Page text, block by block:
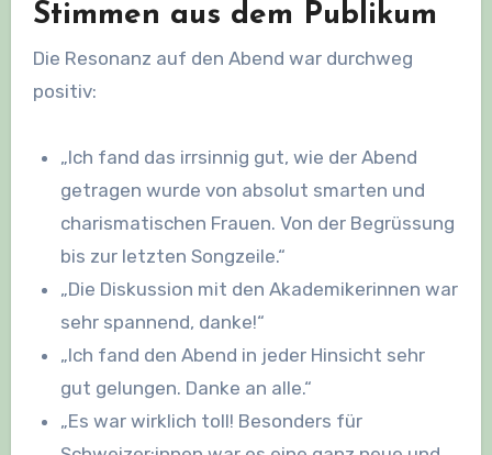
Stimmen aus dem Publikum
Die Resonanz auf den Abend war durchweg
positiv:
„Ich fand das irrsinnig gut, wie der Abend
getragen wurde von absolut smarten und
charismatischen Frauen. Von der Begrüssung
bis zur letzten Songzeile.“
„Die Diskussion mit den Akademikerinnen war
sehr spannend, danke!“
„Ich fand den Abend in jeder Hinsicht sehr
gut gelungen. Danke an alle.“
„Es war wirklich toll! Besonders für